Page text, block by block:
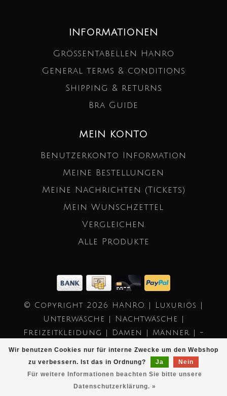
Wir benutzen Cookies nur für interne Zwecke um den Webshop
zu verbessern. Ist das in Ordnung?
Ja
Nein
Für weitere Informationen beachten Sie bitte unsere
Datenschutzerklärung. »
INFORMATIONEN
Größentabellen Hanro
General terms & conditions
Shipping & returns
Bra Guide
MEIN KONTO
Benutzerkonto Information
Meine Bestellungen
Meine Nachrichten (Tickets)
Mein Wunschzettel
Vergleichen
Alle Produkte
© Copyright 2026 HANRO | Luxuriös |
Unterwäsche | Nachtwäsche |
Freizeitkleidung | Damen | Männer | -
Powered by
Lightspeed
- Theme by
Dyvelopment